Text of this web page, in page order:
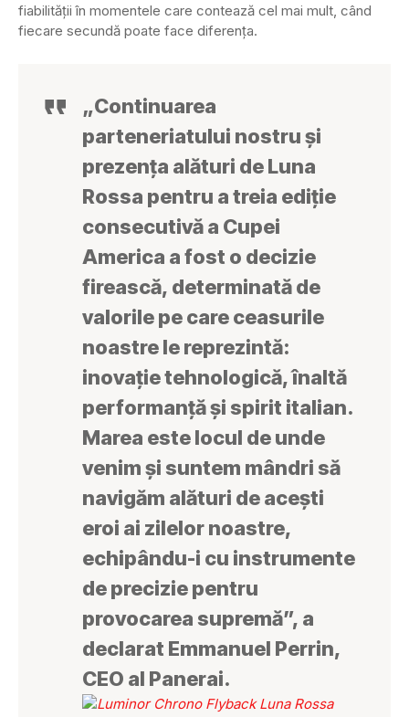
fiabilității în momentele care contează cel mai mult, când
fiecare secundă poate face diferența.
„Continuarea
parteneriatului nostru și
prezența alături de Luna
Rossa pentru a treia ediție
consecutivă a Cupei
America a fost o decizie
firească, determinată de
valorile pe care ceasurile
noastre le reprezintă:
inovație tehnologică, înaltă
performanță și spirit italian.
Marea este locul de unde
venim și suntem mândri să
navigăm alături de acești
eroi ai zilelor noastre,
echipându-i cu instrumente
de precizie pentru
provocarea supremă”, a
declarat Emmanuel Perrin,
CEO al Panerai.